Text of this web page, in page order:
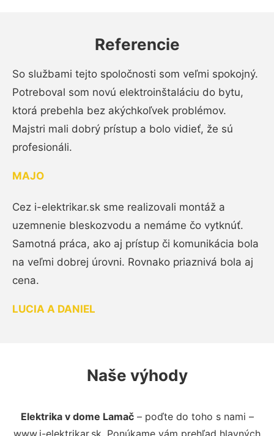
Referencie
So službami tejto spoločnosti som veľmi spokojný.
Potreboval som novú elektroinštaláciu do bytu,
ktorá prebehla bez akýchkoľvek problémov.
Majstri mali dobrý prístup a bolo vidieť, že sú
profesionáli.
MAJO
Cez i-elektrikar.sk sme realizovali montáž a
uzemnenie bleskozvodu a nemáme čo vytknúť.
Samotná práca, ako aj prístup či komunikácia bola
na veľmi dobrej úrovni. Rovnako priaznivá bola aj
cena.
LUCIA A DANIEL
Naše výhody
Elektrika v dome Lamač– poďte do toho s nami –
www.i-elektrikar.sk. Ponúkame vám prehľad hlavných